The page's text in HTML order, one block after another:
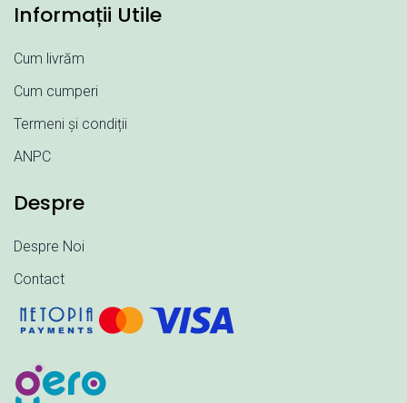
Informații Utile
Cum livrăm
Cum cumperi
Termeni și condiții
ANPC
Despre
Despre Noi
Contact